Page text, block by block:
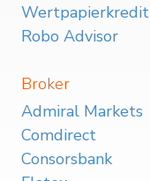
Wertpapierkredit
Robo Advisor
Broker
Admiral Markets
Comdirect
Consorsbank